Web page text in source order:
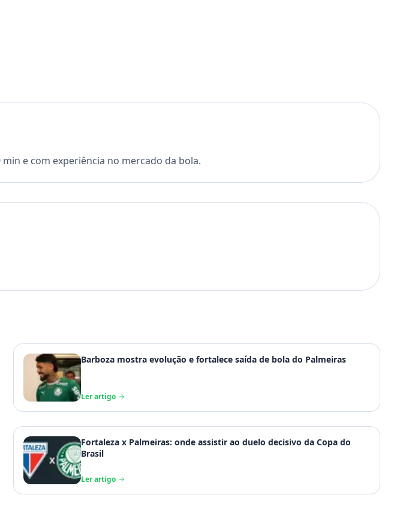
e com experiência no mercado da bola.
Barboza mostra evolução e fortalece saída de bola do Palmeiras
Ler artigo
Fortaleza x Palmeiras: onde assistir ao duelo decisivo da Copa do
Brasil
Ler artigo